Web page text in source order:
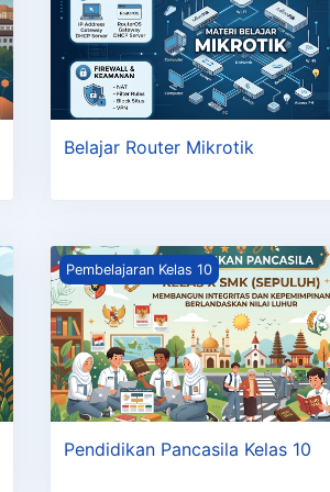
Belajar Router Mikrotik
Pendidikan Pancasila Kelas 10
Pembelajaran Kelas 10
Pendidikan Pancasila Kelas 10